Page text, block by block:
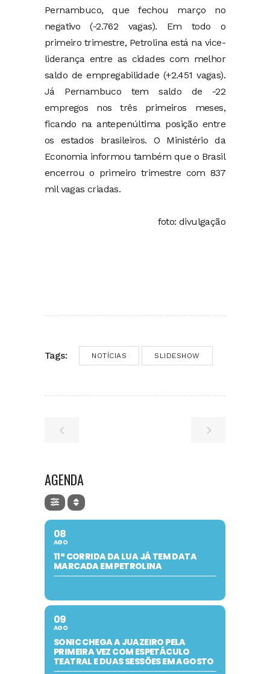
Pernambuco, que fechou março no
negativo (-2.762 vagas). Em todo o
primeiro trimestre, Petrolina está na vice-
liderança entre as cidades com melhor
saldo de empregabilidade (+2.451 vagas).
Já Pernambuco tem saldo de -22
empregos nos três primeiros meses,
ficando na antepenúltima posição entre
os estados brasileiros. O Ministério da
Economia informou também que o Brasil
encerrou o primeiro trimestre com 837
mil vagas criadas.
foto: divulgação
Tags: NOTÍCIAS SLIDESHOW
AGENDA
08
AGO
11ª CORRIDA DA LUA JÁ TEM DATA
MARCADA EM PETROLINA
09
AGO
SONIC CHEGA A JUAZEIRO PELA
PRIMEIRA VEZ COM ESPETÁCULO
TEATRAL E DUAS SESSÕES EM AGOSTO